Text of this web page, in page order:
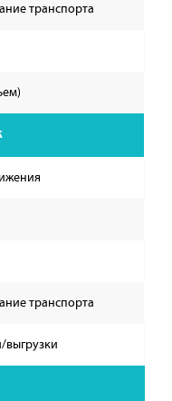
транспорта
транспорта
выгрузки